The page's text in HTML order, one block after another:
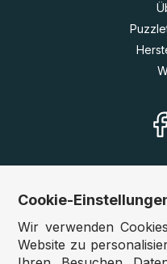
Cookie-
Wir verwenden
Website zu